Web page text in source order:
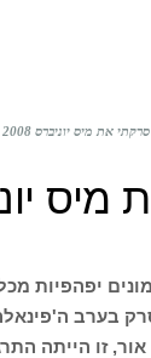
סרקתי את מיס יוניברס 2008
יפהפיות
בערב
אור, זו הייתה